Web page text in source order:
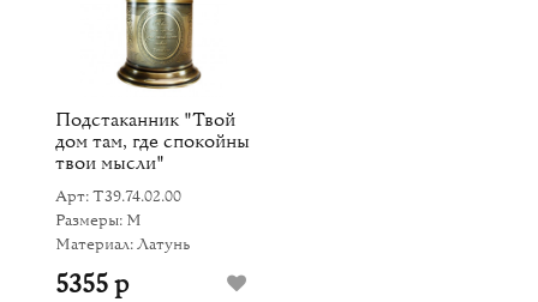
Подстаканник "Твой
дом там, где спокойны
твои мысли"
Арт: Т39.74.02.00
Размеры: M
Материал: Латунь
5355 р